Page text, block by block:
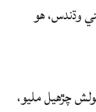
وڌندس، هو
چڙھيل مليو،